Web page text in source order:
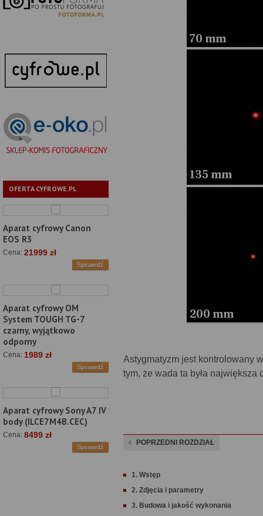
OFERTA CYFROWE.PL
Aparat cyfrowy Canon
EOS R3
Cena: 21999 zł
Sprawdź
Aparat cyfrowy OM
System TOUGH TG-7
czarny, wyjątkowo
odporny
Cena: 1989 zł
Sprawdź
Aparat cyfrowy Sony A7 IV
body (ILCE7M4B.CEC)
Cena: 8499 zł
Sprawdź
Astygmatyzm jest kontrolowany
tym, że wada ta była
POPRZEDNI ROZDZIAŁ
1. Wstęp
2. Zdjęcia i parametry
3. Budowa i jakość wykonania